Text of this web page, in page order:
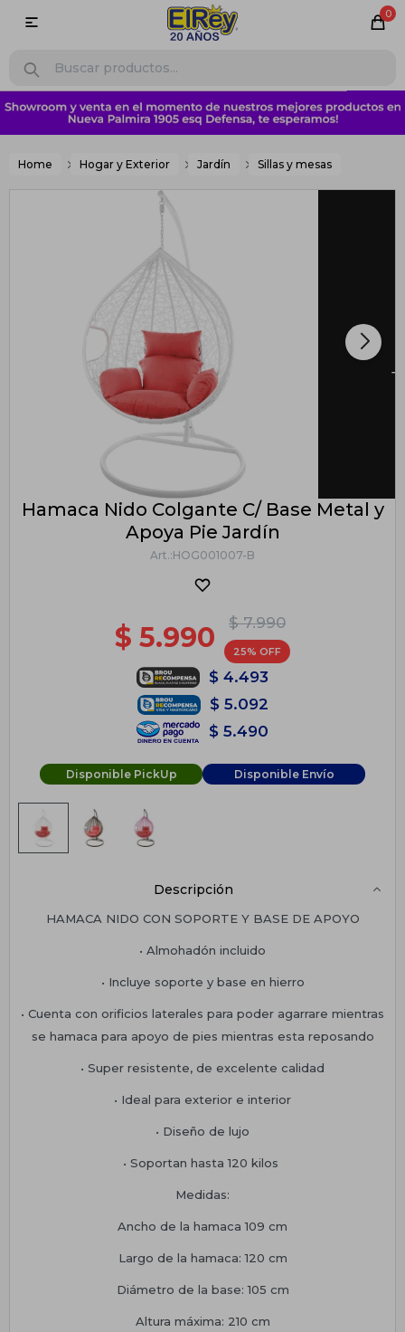
0

Home Hogar y Exterior Jardín Sillas y mesas
Hamaca Nido Colgante C/ Base Metal y
Apoya Pie Jardín
HOG001007-B
$ 7.990
$ 5.990 25
$ 4.493
$ 5.092
$ 5.490
Disponible PickUp Disponible Envío
Descripción
HAMACA NIDO CON SOPORTE Y BASE DE APOYO
• Almohadón incluido
• Incluye soporte y base en hierro
• Cuenta con orificios laterales para poder agarrare mientras
se hamaca para apoyo de pies mientras esta reposando
• Super resistente, de excelente calidad
• Ideal para exterior e interior
• Diseño de lujo
• Soportan hasta 120 kilos
Medidas:
Ancho de la hamaca 109 cm
Largo de la hamaca: 120 cm
Diámetro de la base: 105 cm
Altura máxima: 210 cm